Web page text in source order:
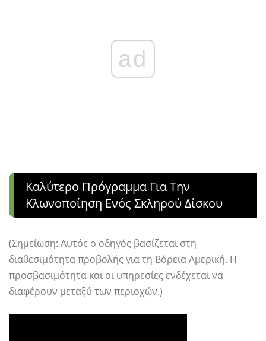
ad
Καλύτερο Πρόγραμμα Για Την
Κλωνοποίηση Ενός Σκληρού Δίσκου
(Σημείωση: Αυτός ο οδηγός βασίζεται στη
διαθεσιμότητα προβολής για τη Βόρεια Αμερική. Η
προσβασιμότητα και οι υπηρεσίες ενδέχεται να
διαφέρουν μεταξύ των περιοχών.)